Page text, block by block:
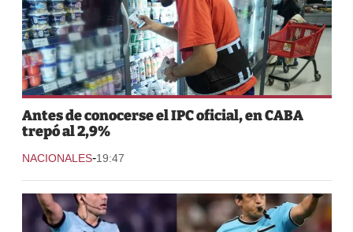
Antes de conocerse el IPC oficial, en CABA
trepó al 2,9%
NACIONALES-19:47